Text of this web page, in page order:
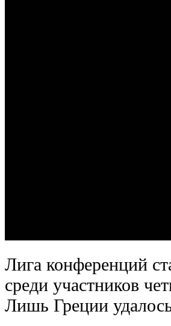
Лига конференций
среди участников
Лишь Греции